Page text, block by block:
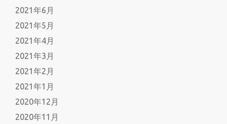
2021年6月
2021年5月
2021年4月
2021年3月
2021年2月
2021年1月
2020年12月
2020年11月